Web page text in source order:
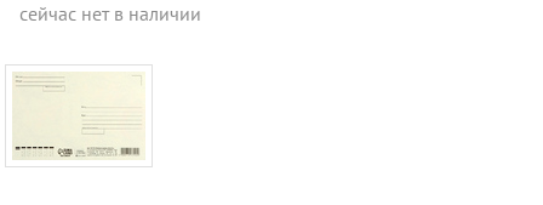
сейчас нет в наличии